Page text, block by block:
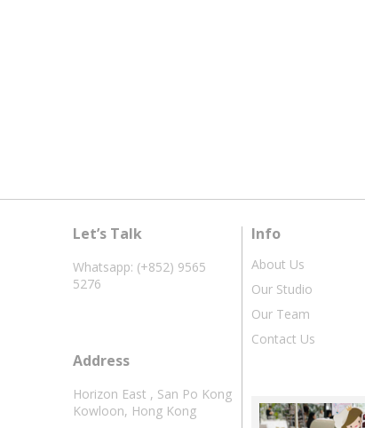
Let’s Talk
Whatsapp: (+852) 9565
5276
Address
Horizon East , San Po Kong
Kowloon, Hong Kong
Info
About Us
Our Studio
Our Team
Contact Us